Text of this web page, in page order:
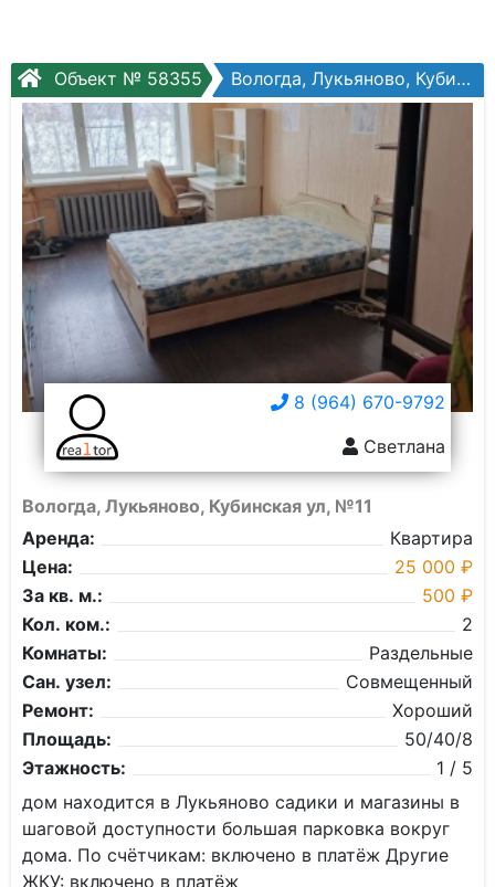
Объект № 58355 Вологда, Лукьяново, Кубинская ул, №11
8 (964) 670-9792
Светлана
Вологда, Лукьяново, Кубинская ул, №11
Аренда:
Квартира
Цена:
25 000 ₽
За кв. м.:
500 ₽
Кол. ком.:
2
Комнаты:
Раздельные
Сан. узел:
Совмещенный
Ремонт:
Хороший
Площадь:
50/40/8
Этажность:
1 / 5
дом находится в Лукьяново садики и магазины в
шаговой доступности большая парковка вокруг
дома. По счётчикам: включено в платёж Другие
ЖКУ: включено в платёж